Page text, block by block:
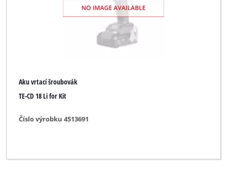
Aku vrtací šroubovák
TE-CD 18 Li for Kit
Číslo výrobku 4513691